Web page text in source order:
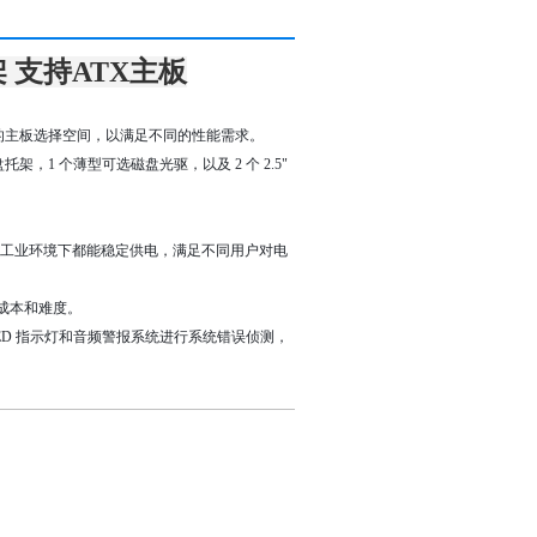
支持ATX主板
板选择空间，以满足不同的性能需求。
架，1 个薄型可选磁盘光驱，以及 2 个 2.5"
业环境下都能稳定供电，满足不同用户对电
和难度。
指示灯和音频警报系统进行系统错误侦测，